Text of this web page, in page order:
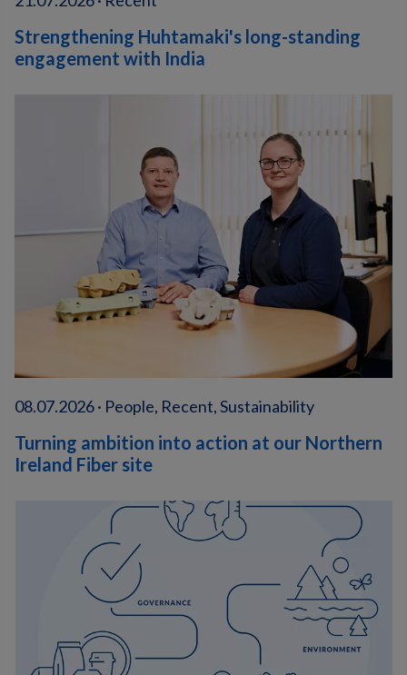
Strengthening Huhtamaki's long-standing
engagement with India
08.07.2026 · People, Recent, Sustainability
Turning ambition into action at our Northern
Ireland Fiber site